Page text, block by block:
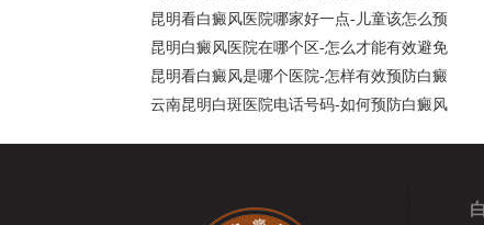
昆明看白癜风医院哪家好一点-儿童该怎么预
昆明白癜风医院在哪个区-怎么才能有效避免
昆明看白癜风是哪个医院-怎样有效预防白癜
云南昆明白斑医院电话号码-如何预防白癜风